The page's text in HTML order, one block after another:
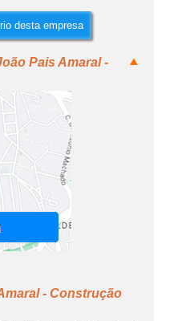
desta empresa
Pais Amaral -
- Construção